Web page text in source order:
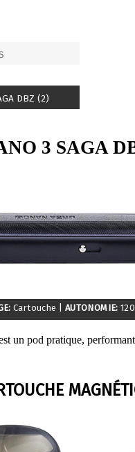
DBZ (2)
3 SAGA
Cartouche AUTONOMIE:
un pod pratique,